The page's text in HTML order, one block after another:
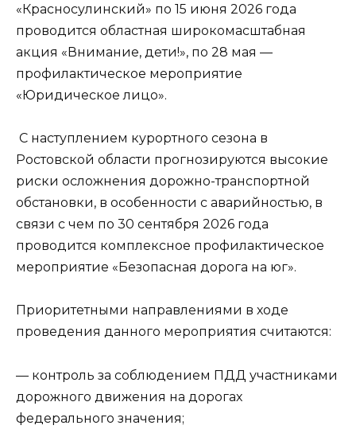
«Красносулинский» по 15 июня 2026 года
проводится областная широкомасштабная
акция «Внимание, дети!», по 28 мая —
профилактическое мероприятие
«Юридическое лицо».
С наступлением курортного сезона в
Ростовской области прогнозируются высокие
риски осложнения дорожно-транспортной
обстановки, в особенности с аварийностью, в
связи с чем по 30 сентября 2026 года
проводится комплексное профилактическое
мероприятие «Безопасная дорога на юг».
Приоритетными направлениями в ходе
проведения данного мероприятия считаются:
— контроль за соблюдением ПДД участниками
дорожного движения на дорогах
федерального значения;